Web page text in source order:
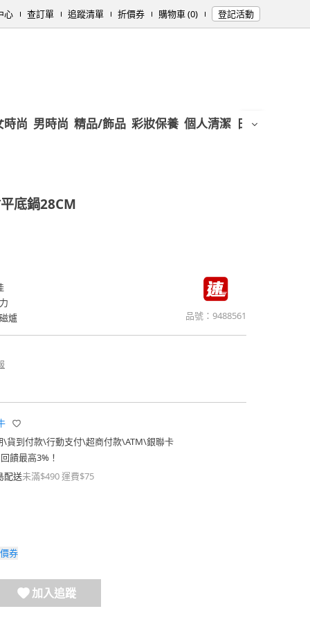
心 查訂單 追蹤清單 折價券 購物車 (0) 登記活動
時尚 男時尚 精品/飾品 彩妝保養 個人清潔 日用/紙品
底鍋28CM
爐
品號： 9488561
\貨到付款\行動支付\超商付款\ATM\銀聯卡
饋最高3%！
配送未滿$490 運費$75
券
加入追蹤